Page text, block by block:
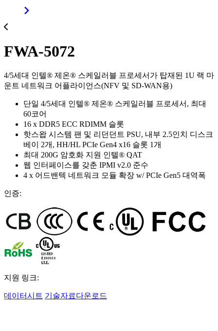
FWA-5072
4/5세대 인텔® 제온® 스케일러블 프로세서가 탑재된 1U 랙 마
운트 네트워크 어플라이언스(NFV 및 SD-WAN용)
단일 4/5세대 인텔® 제온® 스케일러블 프로세서, 최대
60코어
16 x DDR5 ECC RDIMM 슬롯
핫스왑 시스템 팬 및 리던던트 PSU, 내부 2.5인치 디스크
베이 2개, HH/HL PCIe Gen4 x16 슬롯 1개
최대 200G 암호화 지원 인텔® QAT
웹 인터페이스를 갖춘 IPMI v2.0 준수
4 x 어드밴텍 네트워크 모듈 확장 w/ PCIe Gen5 대역폭
인증:
지원 링크:
데이터시트 기술자료다운로드